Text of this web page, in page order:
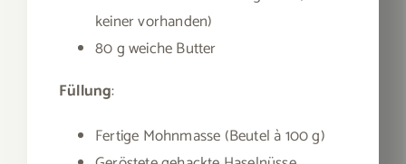
keiner vorhanden)
80 g weiche Butter
Füllung:
Fertige Mohnmasse (Beutel à 100 g)